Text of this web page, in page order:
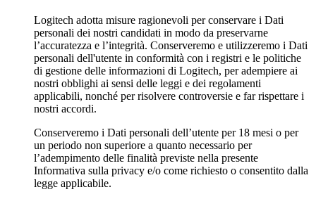
Logitech adotta misure ragionevoli per conservare i Dati
personali dei nostri candidati in modo da preservarne
l’accuratezza e l’integrità. Conserveremo e utilizzeremo i Dati
personali dell'utente in conformità con i registri e le politiche
di gestione delle informazioni di Logitech, per adempiere ai
nostri obblighi ai sensi delle leggi e dei regolamenti
applicabili, nonché per risolvere controversie e far rispettare i
nostri accordi.
Conserveremo i Dati personali dell’utente per 18 mesi o per
un periodo non superiore a quanto necessario per
l’adempimento delle finalità previste nella presente
Informativa sulla privacy e/o come richiesto o consentito dalla
legge applicabile.